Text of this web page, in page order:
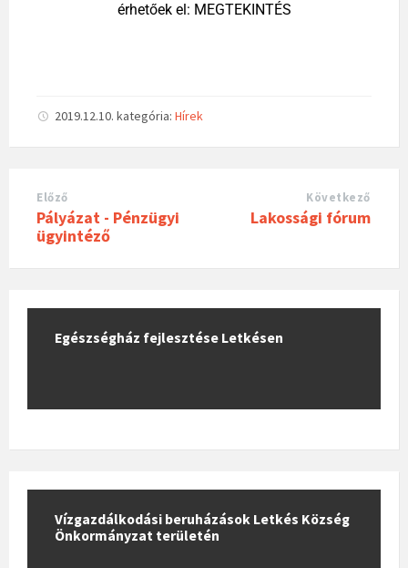
érhetőek el: MEGTEKINTÉS
2019.12.10. kategória: Hírek
Előző
Pályázat - Pénzügyi
ügyintéző
Következő
Lakossági fórum
Egészségház fejlesztése Letkésen
Vízgazdálkodási beruházások Letkés Község
Önkormányzat területén